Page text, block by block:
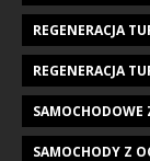
REGENERACJA
REGENERACJA
SAMOCHODOWE
SAMOCHODY Z